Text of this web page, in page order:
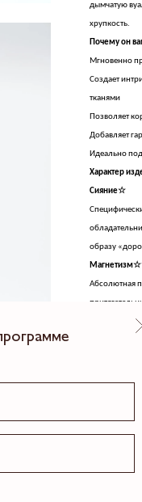
дымчатую
хрупкость.
Почему он
Мгновенно
Создает
тканями
Позволяет
Добавляет
Идеально
Характер
Сияние☆
образу
Абсолютная
С
Поверх
С маленькой
С
Прозрачная